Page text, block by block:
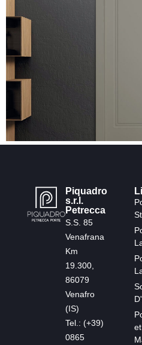
Piquadro
s.r.l.
Petrecca
S.S. 85
Venafrana
Km
19.300,
86079
Venafro
(IS)
Tel.: (+39)
0865
et